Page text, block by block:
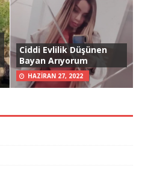
Ciddi Evlilik Düşünen
Bayan Arıyorum
HAZIRAN 27, 2022